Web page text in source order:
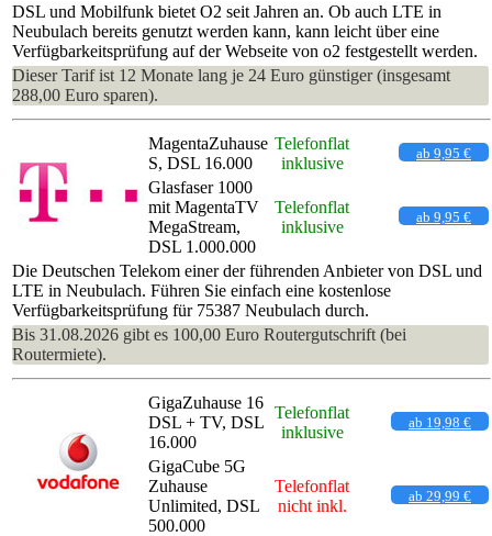
DSL und Mobilfunk bietet O2 seit Jahren an. Ob auch LTE in
Neubulach bereits genutzt werden kann, kann leicht über eine
Verfügbarkeitsprüfung auf der Webseite von o2 festgestellt werden.
Dieser Tarif ist 12 Monate lang je 24 Euro günstiger (insgesamt
288,00 Euro sparen).
MagentaZuhause
S, DSL 16.000
Telefonflat
inklusive
ab 9,95 €
Glasfaser 1000
mit MagentaTV
MegaStream,
DSL 1.000.000
Telefonflat
inklusive
ab 9,95 €
Die Deutschen Telekom einer der führenden Anbieter von DSL und
LTE in Neubulach. Führen Sie einfach eine kostenlose
Verfügbarkeitsprüfung für 75387 Neubulach durch.
Bis 31.08.2026 gibt es 100,00 Euro Routergutschrift (bei
Routermiete).
GigaZuhause 16
DSL + TV, DSL
16.000
Telefonflat
inklusive
ab 19,98 €
GigaCube 5G
Zuhause
Unlimited, DSL
500.000
Telefonflat
nicht inkl.
ab 29,99 €